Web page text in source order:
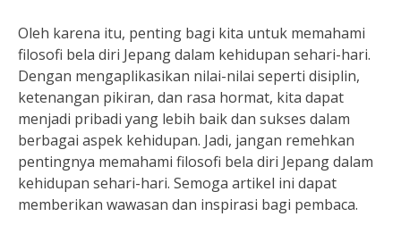
Oleh karena itu, penting bagi kita untuk memahami
filosofi bela diri Jepang dalam kehidupan sehari-hari.
Dengan mengaplikasikan nilai-nilai seperti disiplin,
ketenangan pikiran, dan rasa hormat, kita dapat
menjadi pribadi yang lebih baik dan sukses dalam
berbagai aspek kehidupan. Jadi, jangan remehkan
pentingnya memahami filosofi bela diri Jepang dalam
kehidupan sehari-hari. Semoga artikel ini dapat
memberikan wawasan dan inspirasi bagi pembaca.